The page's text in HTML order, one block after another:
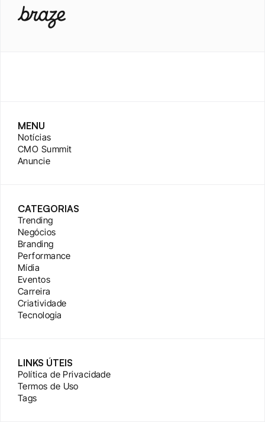
MENU
Notícias
CMO Summit
Anuncie
CATEGORIAS
Trending
Negócios
Branding
Performance
Mídia
Eventos
Carreira
Criatividade
Tecnologia
LINKS ÚTEIS
Política de Privacidade
Termos de Uso
Tags